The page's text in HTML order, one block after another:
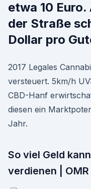
etwa 10
der Straße
Dollar pro
2017 Legales
versteuert. 5km/h
CBD-Hanf
diesen ein
Jahr.
So viel Geld
verdienen |